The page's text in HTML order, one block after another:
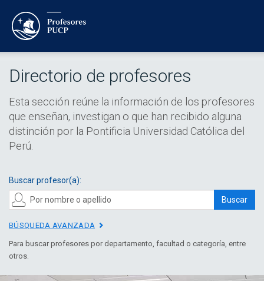
Directorio de profesores
Esta sección reúne la información de los profesores
que enseñan, investigan o que han recibido alguna
distinción por la Pontificia Universidad Católica del
Perú.
Buscar profesor(a):
Buscar
BÚSQUEDA AVANZADA
Para buscar profesores por departamento, facultad o categoría, entre
otros.